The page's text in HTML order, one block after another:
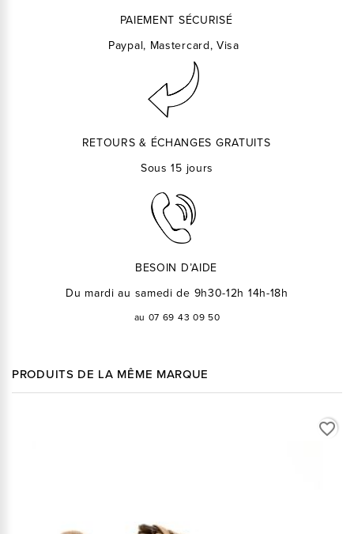
PAIEMENT SÉCURISÉ
Paypal, Mastercard, Visa
RETOURS & ÉCHANGES GRATUITS
Sous 15 jours
BESOIN D’AIDE
Du mardi au samedi de 9h30-12h 14h-18h
au 07 69 43 09 50
PRODUITS DE LA MÊME MARQUE
favorite_border